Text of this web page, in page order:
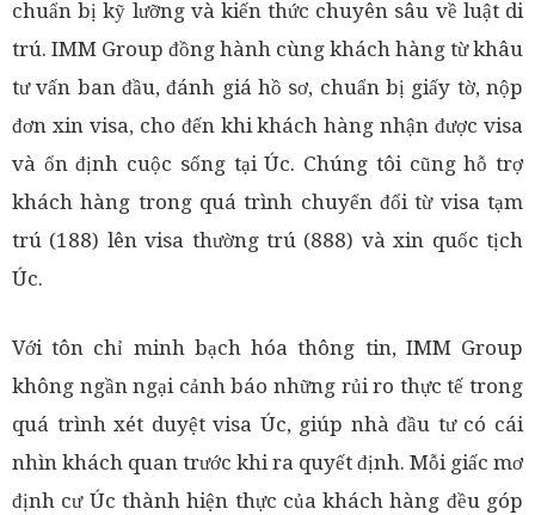
chuẩn bị kỹ lưỡng và kiến thức chuyên sâu về luật di
trú. IMM Group đồng hành cùng khách hàng từ khâu
tư vấn ban đầu, đánh giá hồ sơ, chuẩn bị giấy tờ, nộp
đơn xin visa, cho đến khi khách hàng nhận được visa
và ổn định cuộc sống tại Úc. Chúng tôi cũng hỗ trợ
khách hàng trong quá trình chuyển đổi từ visa tạm
trú (188) lên visa thường trú (888) và xin quốc tịch
Úc.
Với tôn chỉ minh bạch hóa thông tin, IMM Group
không ngần ngại cảnh báo những rủi ro thực tế trong
quá trình xét duyệt visa Úc, giúp nhà đầu tư có cái
nhìn khách quan trước khi ra quyết định. Mỗi giấc mơ
định cư Úc thành hiện thực của khách hàng đều góp